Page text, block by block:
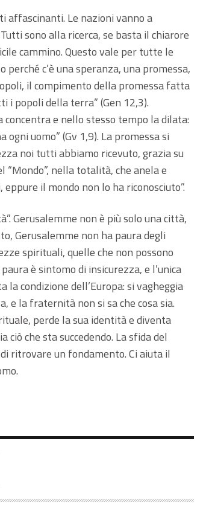
affascinanti. Le nazioni vanno a
sono alla ricerca, se basta il chiarore
cammino. Questo vale per tutte le
c’è una speranza, una promessa,
il compimento della promessa fatta
i popoli della terra” (Gen 12,3).
e nello stesso tempo la dilata:
uomo” (Gv 1,9). La promessa si
noi tutti abbiamo ricevuto, grazia su
“Mondo”, nella totalità, che anela e
il mondo non lo ha riconosciuto”.
Gerusalemme non è più solo una città,
Gerusalemme non ha paura degli
spirituali, quelle che non possono
è sintomo di insicurezza, e l’unica
condizione dell’Europa: si vagheggia
e la fraternità non si sa che cosa sia.
perde la sua identità e diventa
ciò che sta succedendo. La sfida del
ritrovare un fondamento. Ci aiuta il